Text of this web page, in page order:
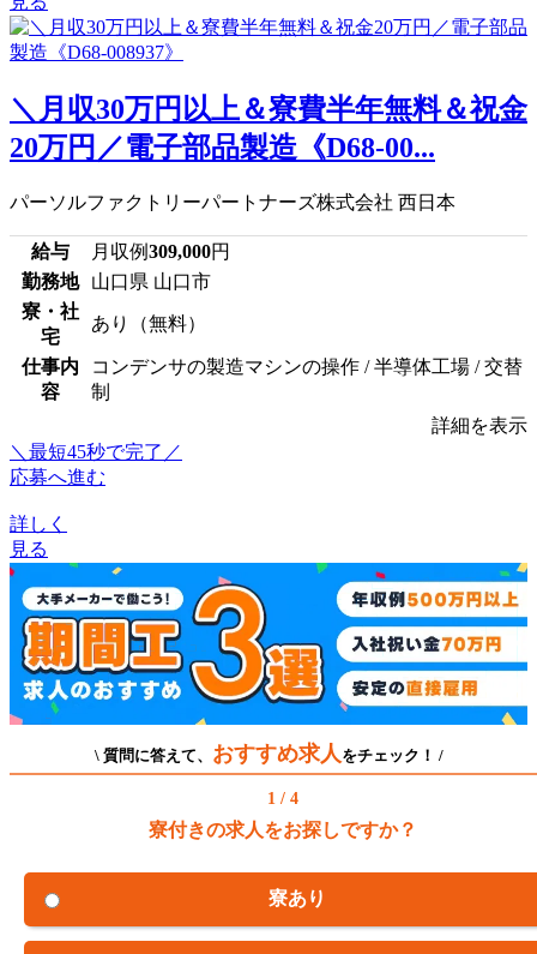
＼月収30万円以上＆寮費半年無料＆祝金
20万円／電子部品製造《D68-00...
パーソルファクトリーパートナーズ株式会社 西日本
給与 月収例309,000円
勤務地
山口県 山口市
寮・社
宅
あり（無料）
仕事内
容
コンデンサの製造マシンの操作 / 半導体工場 / 交替
制
詳細を表示
＼最短45秒で完了／
応募へ進む
詳しく
見る
\ 質問に答えて、 おすすめ求人 をチェック！ /
1 / 4
寮付きの求人をお探しですか？
寮あり